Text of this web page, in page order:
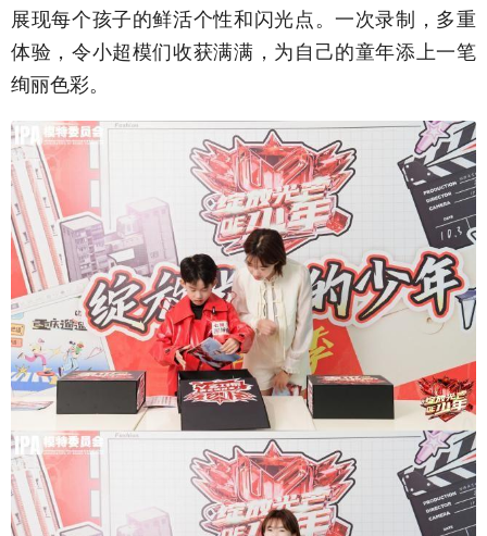
展现每个孩子的鲜活个性和闪光点。一次录制，多重
体验，令小超模们收获满满，为自己的童年添上一笔
绚丽色彩。